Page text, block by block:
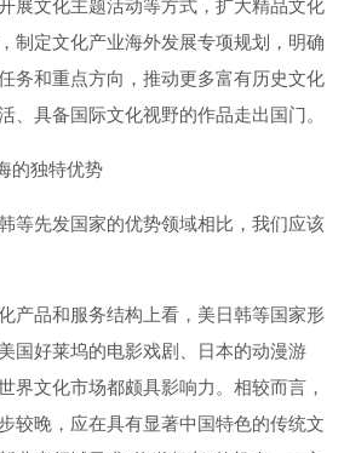
展文化主题活动等方式，扩大精品文化
制定文化产业海外发展专项规划，明确
务和重点方向，推动更多富有历史文化
、具备国际文化视野的作品走出国门。
独特优势
先发国家的优势领域相比，我们应该
品和服务结构上看，美日韩等国家形
国好莱坞的电影戏剧、日本的动漫游
界文化市场都颇具影响力。相较而言，
较晚，应在具有显著中国特色的传统文